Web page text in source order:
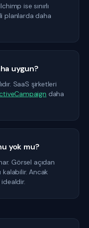
ise sınırlı
planlarda daha
uygun?
SaaS şirketleri
daha
yok mu?
Görsel açıdan
kalabilir. Ancak